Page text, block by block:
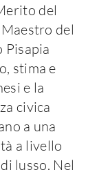
del
del
Pisapia
stima e
e la
civica
a una
a livello
lusso. Nel